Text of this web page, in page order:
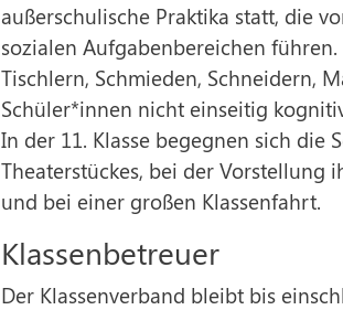
außerschulische Praktika statt, die
sozialen Aufgabenbereichen
Tischlern, Schmieden, Schneidern,
Schüler*innen nicht einseitig
In der 11. Klasse begegnen sich
Theaterstückes, bei der Vorstellung
und bei einer großen Klassenfahrt.
Klassenbetreuer
Der Klassenverband bleibt bis